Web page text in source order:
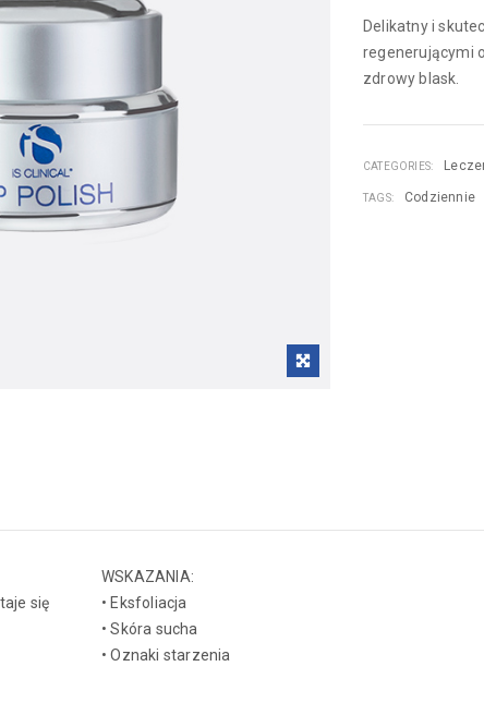
Delikatny i
regenerującymi
zdrowy blask.
CATEGORIES:
TAGS: Codziennie
się
WSKAZANIA:
• Eksfoliacja
• Skóra sucha
• Oznaki starzenia